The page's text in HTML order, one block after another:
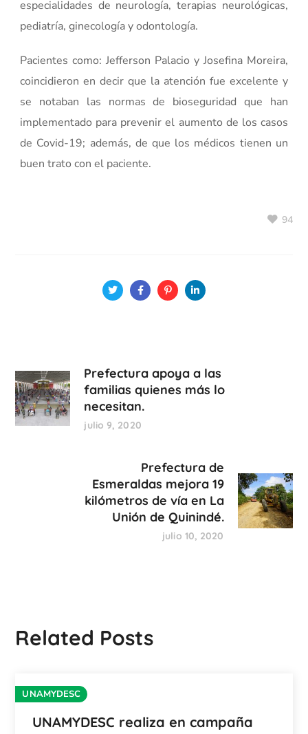
especialidades de neurología, terapias neurológicas,
pediatría, ginecología y odontología.
Pacientes como: Jefferson Palacio y Josefina Moreira,
coincidieron en decir que la atención fue excelente y
se notaban las normas de bioseguridad que han
implementado para prevenir el aumento de los casos
de Covid-19; además, de que los médicos tienen un
buen trato con el paciente.
94
Prefectura apoya a las
familias quienes más lo
necesitan.
julio 9, 2020
Prefectura de
Esmeraldas mejora 19
kilómetros de vía en La
Unión de Quinindé.
julio 10, 2020
Related Posts
UNAMYDESC
UNAMYDESC realiza en campaña